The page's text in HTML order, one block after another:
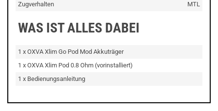
Zugverhalten
MTL
WAS IST ALLES DABEI
1 x OXVA Xlim Go Pod Mod Akkuträger
1 x OXVA Xlim Pod 0.8 Ohm (vorinstalliert)
1 x Bedienungsanleitung